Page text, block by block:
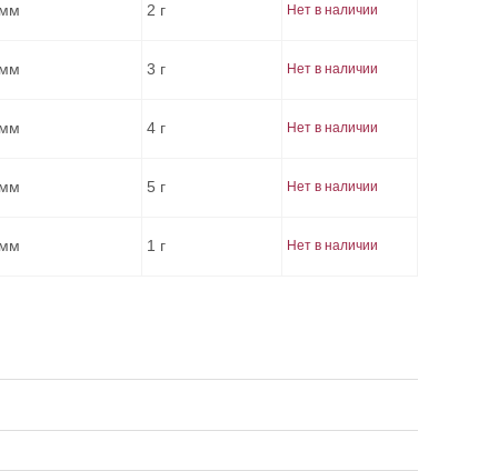
2 г Нет в наличии
3 г Нет в наличии
4 г Нет в наличии
5 г Нет в наличии
1 г Нет в наличии